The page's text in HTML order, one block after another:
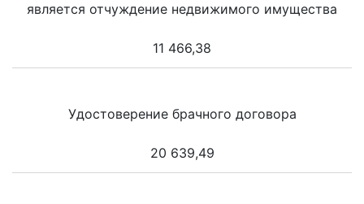
является отчуждение недвижимого имущества
11 466,38
Удостоверение брачного договора
20 639,49